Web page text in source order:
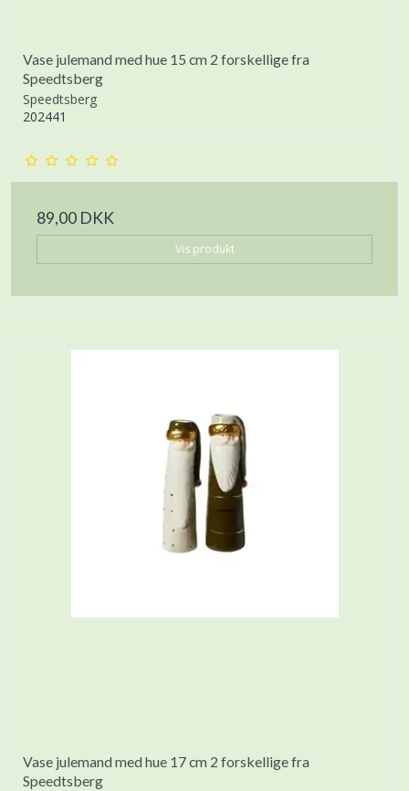
Vase julemand med hue 15 cm 2 forskellige fra
Speedtsberg
Speedtsberg
202441
89,00 DKK
Vis produkt
Vase julemand med hue 17 cm 2 forskellige fra
Speedtsberg